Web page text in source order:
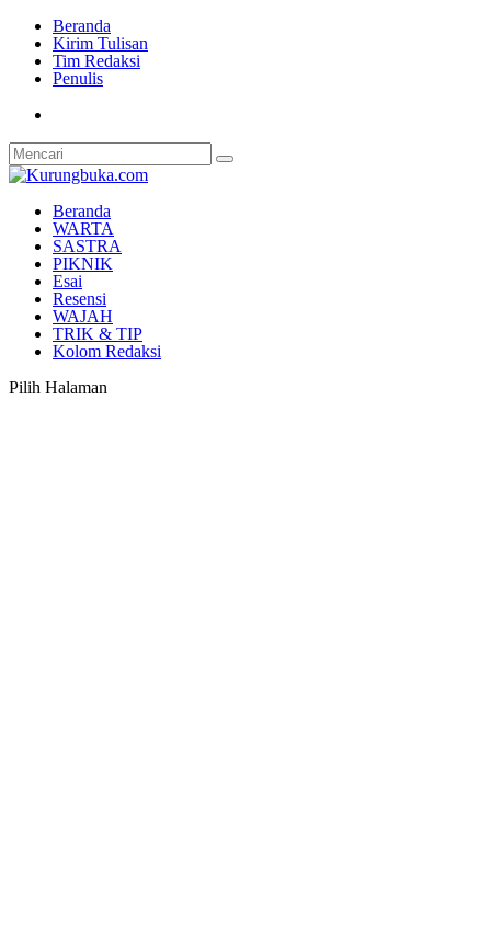
Beranda
Kirim Tulisan
Tim Redaksi
Penulis
Beranda
WARTA
SASTRA
PIKNIK
Esai
Resensi
WAJAH
TRIK & TIP
Kolom Redaksi
Pilih Halaman